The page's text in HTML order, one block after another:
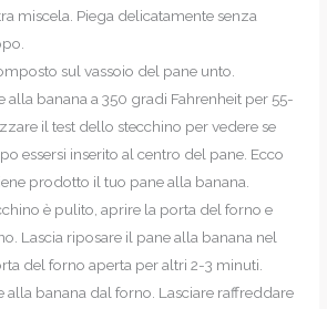
miscela. Piega delicatamente senza
sul vassoio del pane unto.
alla banana a 350 gradi Fahrenheit per 55-
il test dello stecchino per vedere se
essersi inserito al centro del pane. Ecco
prodotto il tuo pane alla banana.
è pulito, aprire la porta del forno e
Lascia riposare il pane alla banana nel
del forno aperta per altri 2-3 minuti.
alla banana dal forno. Lasciare raffreddare